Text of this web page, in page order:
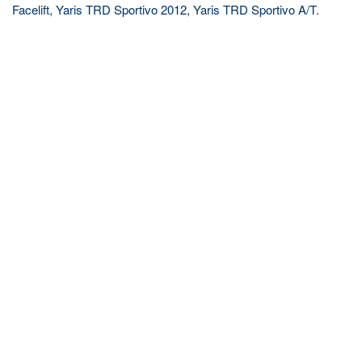
Facelift, Yaris TRD Sportivo 2012, Yaris TRD Sportivo A/T.